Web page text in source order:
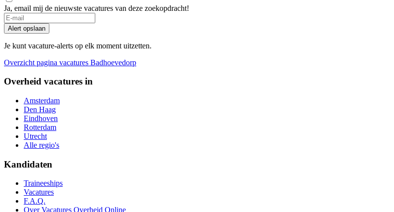
Ja, email mij de nieuwste vacatures van deze zoekopdracht!
Alert opslaan
Je kunt vacature-alerts op elk moment uitzetten.
Overzicht pagina vacatures Badhoevedorp
Overheid vacatures in
Amsterdam
Den Haag
Eindhoven
Rotterdam
Utrecht
Alle regio's
Kandidaten
Traineeships
Vacatures
F.A.Q.
Over Vacatures Overheid Online